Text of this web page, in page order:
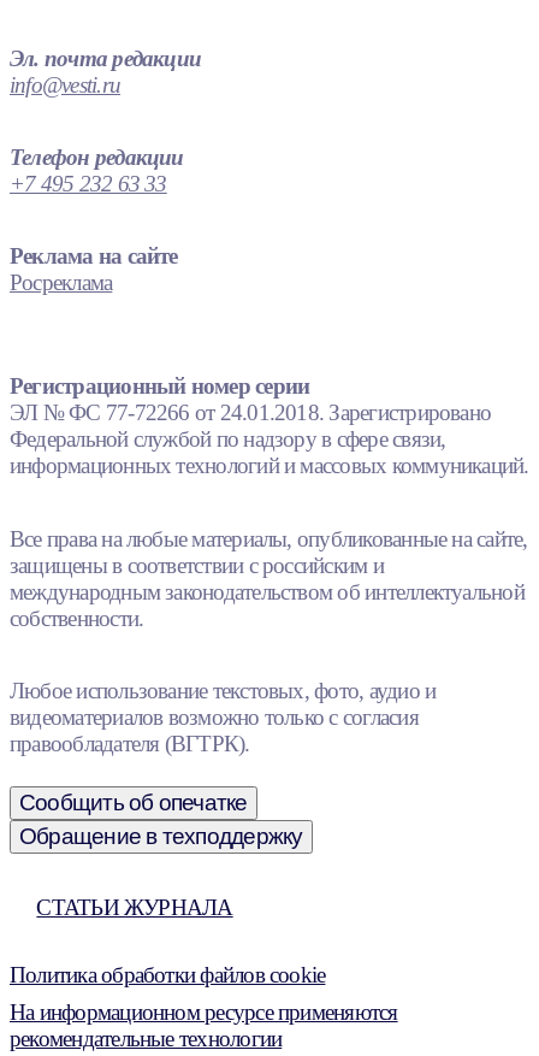
Эл. почта редакции
info@vesti.ru
Телефон редакции
+7 495 232 63 33
Реклама на сайте
Росреклама
Регистрационный номер серии
ЭЛ № ФС 77-72266 от 24.01.2018. Зарегистрировано
Федеральной службой по надзору в сфере связи,
информационных технологий и массовых коммуникаций.
Все права на любые материалы, опубликованные на сайте,
защищены в соответствии с российским и
международным законодательством об интеллектуальной
собственности.
Любое использование текстовых, фото, аудио и
видеоматериалов возможно только с согласия
правообладателя (ВГТРК).
Сообщить об опечатке
Обращение в техподдержку
СТАТЬИ ЖУРНАЛА
Политика обработки файлов cookie
На информационном ресурсе применяются
рекомендательные технологии